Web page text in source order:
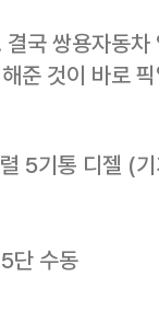
국 쌍용자동
준 것이 바로
5기통 디젤 (
단 수동